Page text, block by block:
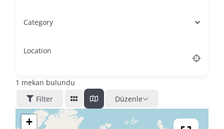
Category
Location
1 mekan bulundu
Filter
Düzenle
+